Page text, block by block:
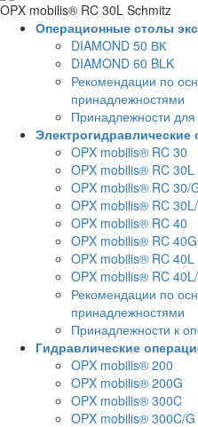
OPX mobilis® RC 30L Schmitz
Операционные столы
DIAMOND 50 ВК
DIAMOND 60 BLK
Рекомендации по
принадлежностями
Принадлежности
OPX mobilis® RC 30
OPX mobilis® RC 30L
OPX mobilis® RC 30/
OPX mobilis® RC
OPX mobilis® RC 40
OPX mobilis® RC 40G
OPX mobilis® RC 40L
OPX mobilis® RC
Рекомендации по
принадлежностями
Принадлежности к
Гидравлические
OPX mobilis® 200
OPX mobilis® 200G
OPX mobilis® 300C
OPX mobilis® 300C/G